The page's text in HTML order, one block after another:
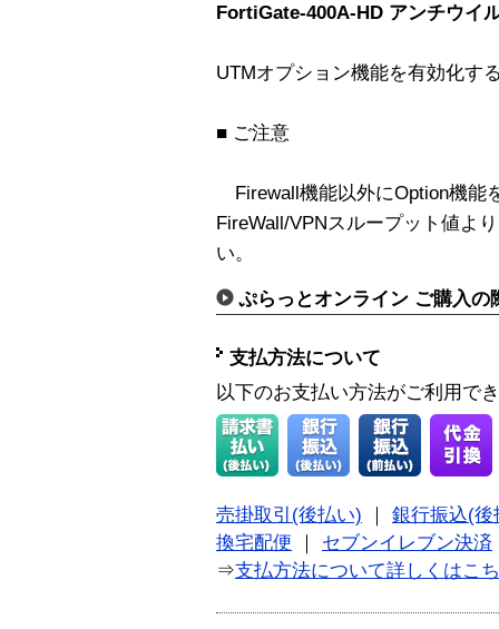
FortiGate-400A-HD アンチウイ
UTMオプション機能を有効化す
■ ご注意
Firewall機能以外にOption機能
FireWall/VPNスループット値よ
い。
ぷらっとオンライン ご購入の
支払方法について
以下のお支払い方法がご利用で
売掛取引(後払い)
銀行振込(後
換宅配便
セブンイレブン決済
⇒支払方法について詳しくはこ